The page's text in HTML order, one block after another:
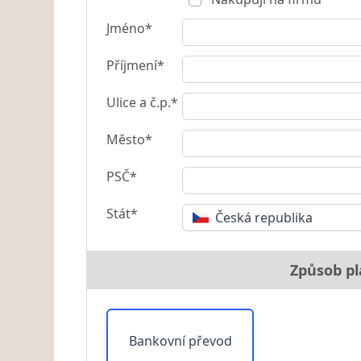
Jméno*
Příjmení*
Ulice a č.p.*
Město*
PSČ*
Stát* Česká republika
Způsob
Bankovní převod